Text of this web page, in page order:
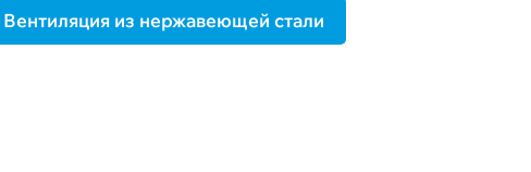
Вентиляция из нержавеющей стали